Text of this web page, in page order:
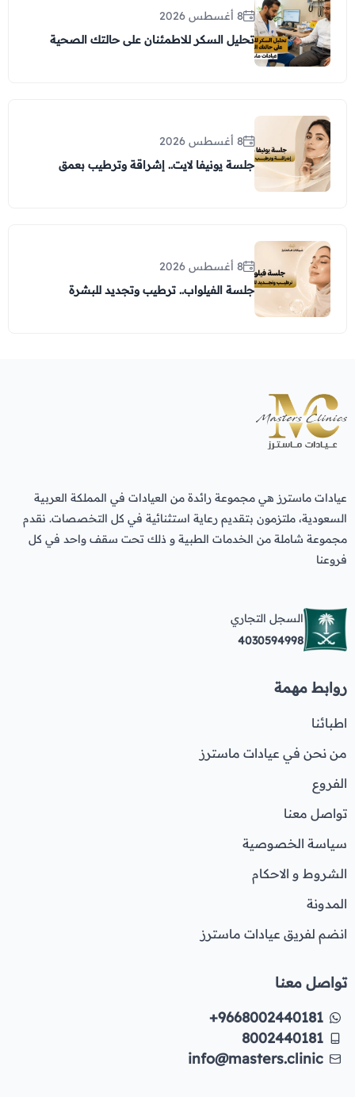
8 أغسطس 2026
تحليل السكر للاطمئنان على حالتك الصحية
8 أغسطس 2026
جلسة يونيفا لايت.. إشراقة وترطيب بعمق
8 أغسطس 2026
جلسة الفيلواب.. ترطيب وتجديد للبشرة
عيادات ماسترز هي مجموعة رائدة من العيادات في المملكة العربية
السعودية، ملتزمون بتقديم رعاية استثنائية في كل التخصصات. نقدم
مجموعة شاملة من الخدمات الطبية و ذلك تحت سقف واحد في كل
فروعنا
السجل التجاري
4030594998
روابط مهمة
اطبائنا
من نحن في عيادات ماسترز
الفروع
تواصل معنا
سياسة الخصوصية
الشروط و الاحكام
المدونة
انضم لفريق عيادات ماسترز
تواصل معنا
+9668002440181
8002440181
info@masters.clinic